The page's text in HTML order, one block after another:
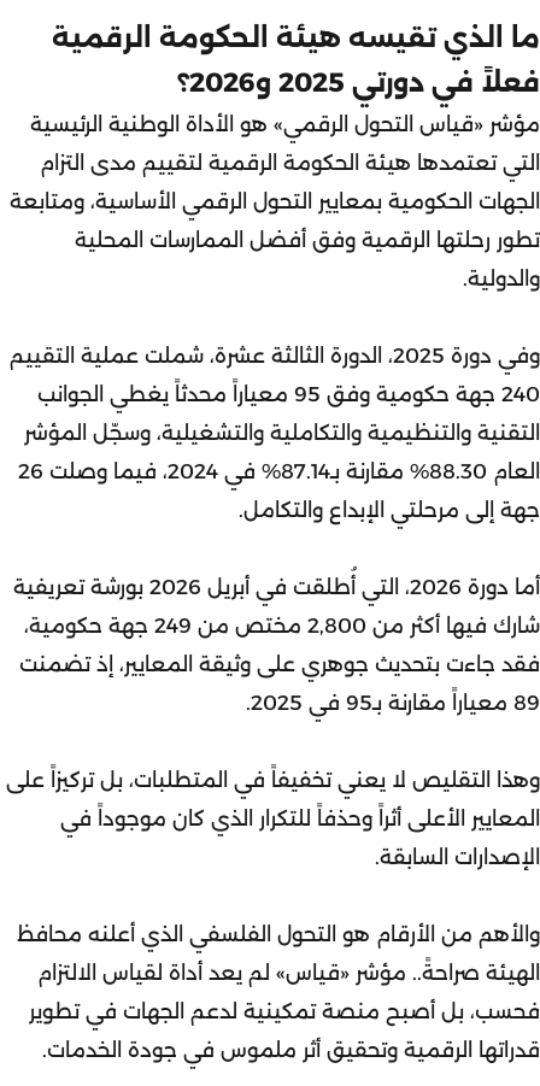
ما الذي تقيسه هيئة الحكومة الرقمية
فعلاً في دورتي 2025 و2026؟
مؤشر «قياس التحول الرقمي» هو الأداة الوطنية الرئيسية
التي تعتمدها هيئة الحكومة الرقمية لتقييم مدى التزام
الجهات الحكومية بمعايير
التحول الرقمي الأساسية، ومتابعة
تطور رحلتها الرقمية وفق أفضل الممارسات المحلية
والدولية.
وفي دورة 2025، الدورة الثالثة عشرة، شملت عملية التقييم
240 جهة حكومية وفق 95 معياراً محدثاً يغطي الجوانب
التقنية والتنظيمية والتكاملية والتشغيلية، وسجّل المؤشر
العام 88.30% مقارنة بـ87.14% في 2024، فيما وصلت 26
جهة إلى مرحلتي الإبداع والتكامل.
أما دورة 2026، التي أُطلقت في أبريل 2026 بورشة تعريفية
شارك فيها أكثر من 2,800 مختص من 249 جهة حكومية،
فقد جاءت بتحديث جوهري على وثيقة المعايير، إذ تضمنت
89 معياراً مقارنة بـ95 في 2025.
وهذا التقليص لا يعني تخفيفاً في المتطلبات، بل تركيزاً على
المعايير الأعلى أثراً وحذفاً للتكرار الذي كان موجوداً في
الإصدارات السابقة.
والأهم من الأرقام هو التحول الفلسفي الذي أعلنه محافظ
الهيئة صراحةً.. مؤشر «قياس» لم يعد أداة لقياس الالتزام
فحسب، بل أصبح منصة تمكينية لدعم الجهات في تطوير
قدراتها الرقمية وتحقيق أثر ملموس في جودة الخدمات.